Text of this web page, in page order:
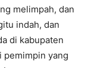
melimpah, dan
indah, dan
di kabupaten
pemimpin yang